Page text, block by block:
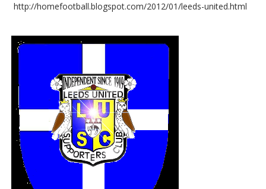
http://homefootball.blogspot.com/2012/01/leeds-united.html